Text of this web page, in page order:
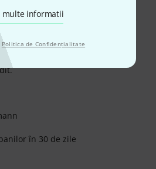
multe informatii
Politica de Confidenţialitate
siguranță
siguranță cu Ramburs, Transfer
în 30 de zile